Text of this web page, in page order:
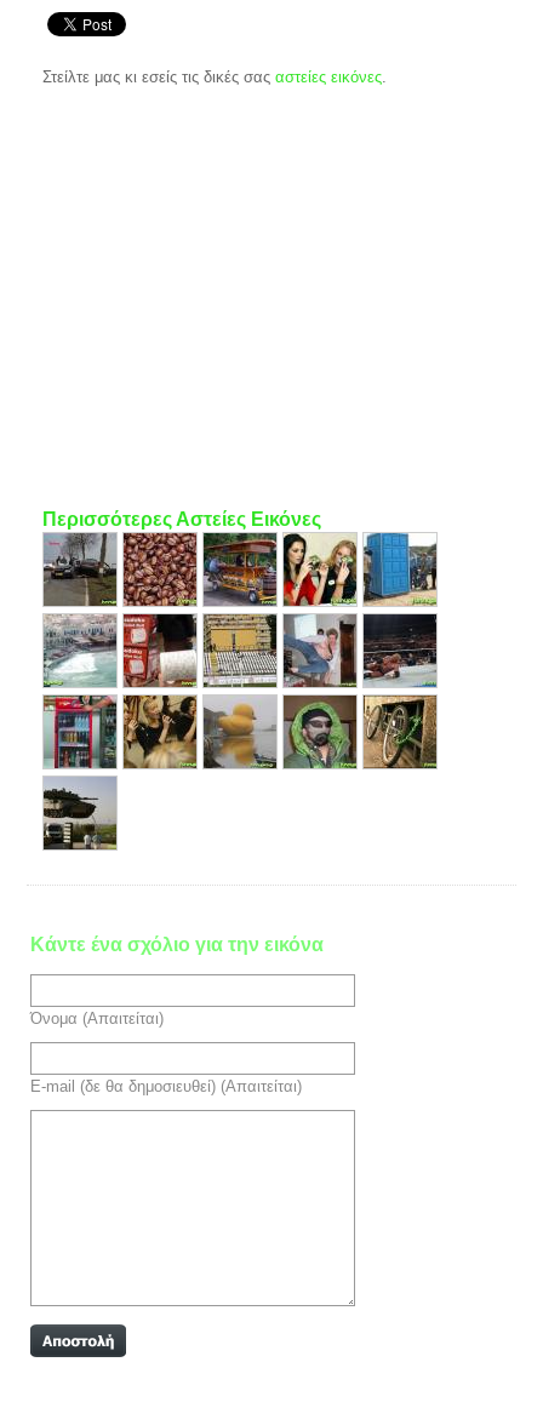
Στείλτε μας κι εσείς τις δικές σαςαστείες εικόνες.
Περισσότερες Αστείες Εικόνες
Κάντε ένα σχόλιο για την εικόνα
Όνομα (Απαιτείται)
E-mail (δε θα δημοσιευθεί) (Απαιτείται)